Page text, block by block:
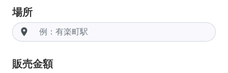
場所
room
販売金額